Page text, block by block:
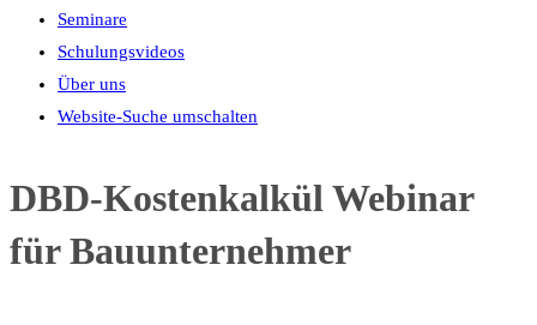
Seminare
Schulungsvideos
Über uns
Website-Suche umschalten
DBD-Kostenkalkül Webinar
für Bauunternehmer